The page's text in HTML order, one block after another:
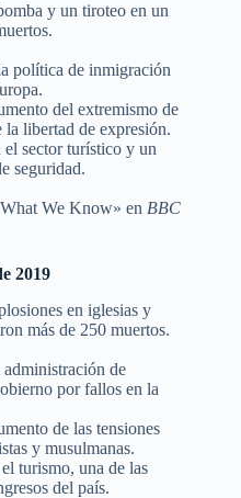
y un tiroteo en un
política de inmigración
del extremismo de
la libertad de expresión.
el sector turístico y un
seguridad.
We Know» en BBC
2019
en iglesias y
más de 250 muertos.
de
por fallos en la
de las tensiones
y musulmanas.
turismo, una de las
del país.